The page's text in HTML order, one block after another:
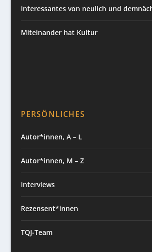
Interessantes von neulich und
Miteinander hat Kultur
PERSÖNLICHES
Autor*innen, A – L
Autor*innen, M – Z
Interviews
Rezensent*innen
TQJ-Team